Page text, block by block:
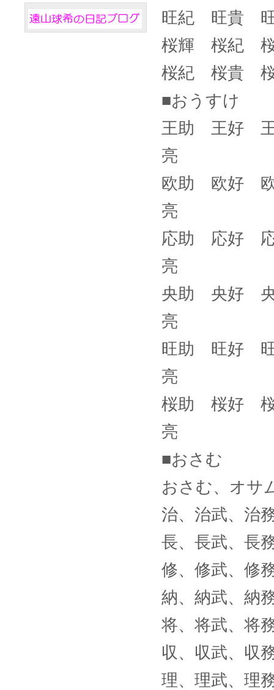
旺紀 旺貴
桜輝 桜紀
桜紀 桜貴
■おうすけ
王助 王好
亮
欧助 欧好
亮
応助 応好
亮
央助 央好
亮
旺助 旺好
亮
桜助 桜好
亮
■おさむ
おさむ、オサ
治、治武、治
長、長武、長
修、修武、修
納、納武、納
将、将武、将
収、収武、収
理、理武、理